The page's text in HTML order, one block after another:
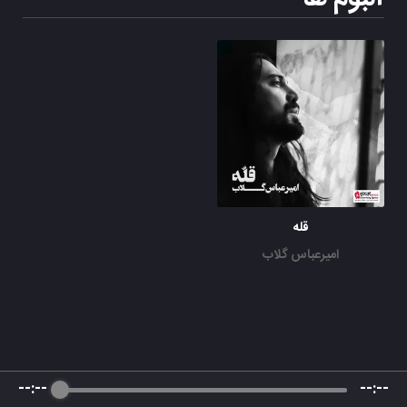
قله
امیرعباس گلاب
--:-- --:--